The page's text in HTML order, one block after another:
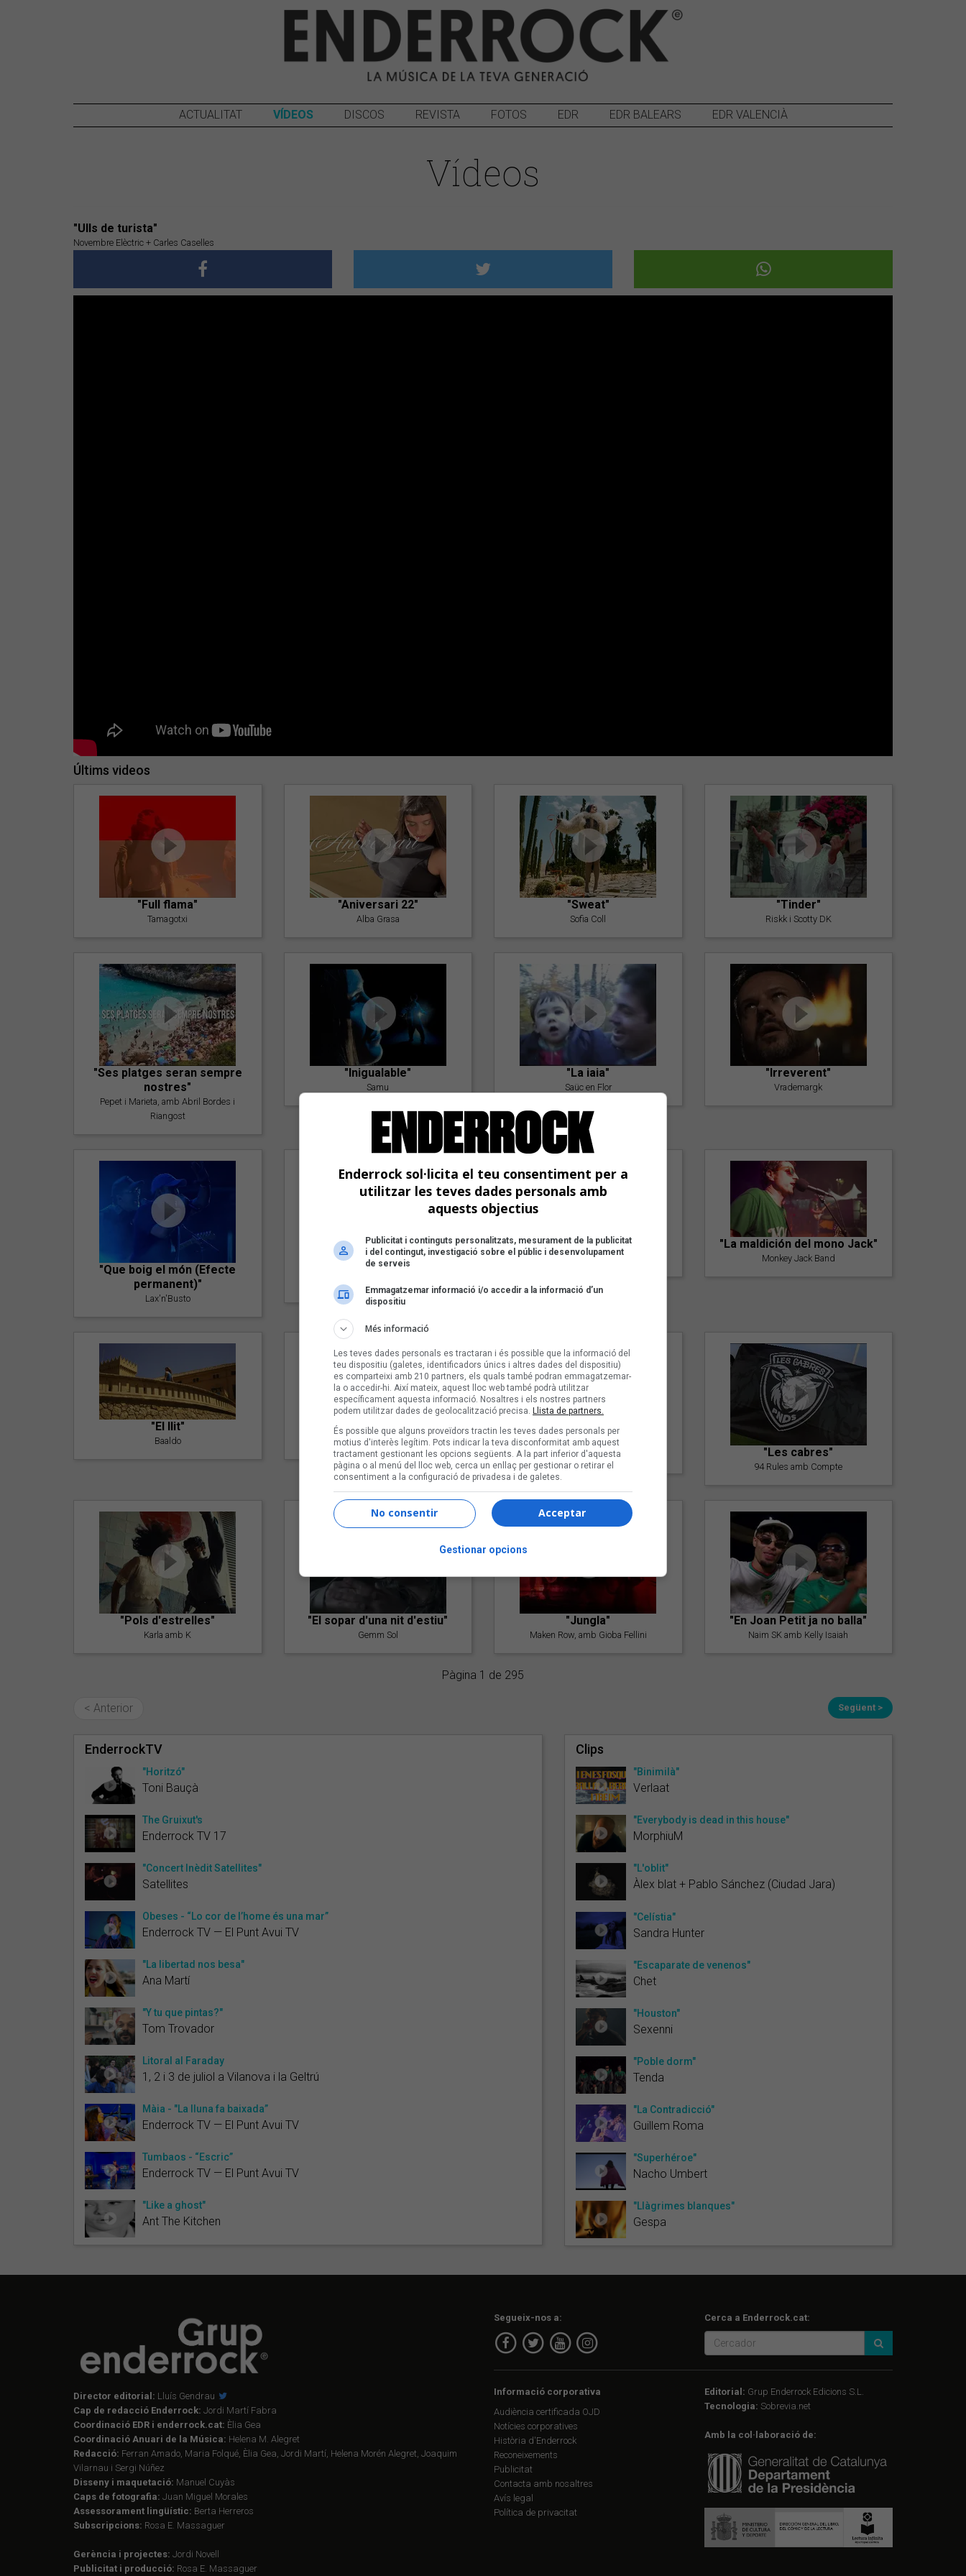
ACTUALITAT VÍDEOS DISCOS REVISTA FOTOS EDR EDR BALEARS EDR VALENCIÀ
Vídeos
"Ulls de turista"
Novembre Elèctric + Carles Caselles
Últims videos
"Full flama"
Tamagotxi
"Aniversari 22"
Alba Grasa
"Sweat"
Sofia Coll
"Tinder"
Riskk i Scotty DK
"Ses platges seran sempre
nostres"
Pepet i Marieta, amb Abril Bordes i
Riangost
"Inigualable"
Samu
"La iaia"
Saüc en Flor
"Irreverent"
Vrademargk
"Que boig el món (Efecte
permanent)"
Lax'n'Busto
"Amb tu"
"Postlude To A Kiss"
Goran Levi
"La maldición del mono Jack"
Monkey Jack Band
"El llit"
Baaldo
"Lo bueno y lo malo"
Carmen y María
"Posidònia"
Pep Álvarez amb Joan Muntaner
(Xanguito)
"Les cabres"
94 Rules amb Compte
"Pols d'estrelles"
Karla amb K
"El sopar d'una nit d'estiu"
Gemm Sol
"Jungla"
Maken Row, amb Gioba Fellini
"En Joan Petit ja no balla"
Naim SK amb Kelly Isaiah
Pàgina 1 de 295
< Anterior Següent >
EnderrockTV
"Horitzó"
Toni Bauçà
The Gruixut's
Enderrock TV 17
"Concert Inèdit Satellites"
Satellites
Obeses - “Lo cor de l’home és una mar”
Enderrock TV — El Punt Avui TV
"La libertad nos besa"
Ana Martí
"Y tu que pintas?"
Tom Trovador
Litoral al Faraday
1, 2 i 3 de juliol a Vilanova i la Geltrú
Màia - "La lluna fa baixada”
Enderrock TV — El Punt Avui TV
Tumbaos - “Escric”
Enderrock TV — El Punt Avui TV
"Like a ghost"
Ant The Kitchen
Clips
"Binimilà"
Verlaat
"Everybody is dead in this house"
MorphiuM
"L'oblit"
Àlex blat + Pablo Sánchez (Ciudad Jara)
"Celístia"
Sandra Hunter
"Escaparate de venenos"
Chet
"Houston"
Sexenni
"Poble dorm"
Tenda
"La Contradicció"
Guillem Roma
"Superhéroe"
Nacho Umbert
"Llàgrimes blanques"
Gespa
Director editorial: Lluís Gendrau
Cap de redacció Enderrock: Jordi Martí Fabra
Coordinació EDR i enderrock.cat: Èlia Gea
Coordinació Anuari de la Música: Helena M. Alegret
Redacció: Ferran Amado, Maria Folqué, Èlia Gea, Jordi Martí, Helena Morén Alegret, Joaquim
Vilarnau i Sergi Núñez
Disseny i maquetació: Manuel Cuyàs
Caps de fotografia: Juan Miguel Morales
Assessorament lingüístic: Berta Herreros
Subscripcions: Rosa E. Massaguer
Gerència i projectes: Jordi Novell
Publicitat i producció: Rosa E. Massaguer
Segueix-nos a: Cerca a Enderrock.cat:
Informació corporativa
Audiència certificada OJD
Notícies corporatives
Història d'Enderrock
Reconeixements
Publicitat
Contacta amb nosaltres
Avís legal
Política de privacitat
Editorial: Grup Enderrock Edicions S.L.
Tecnologia: Sobrevia.net
Amb la col·laboració de:
Enderrock sol·licita el teu consentiment per a
utilitzar les teves dades personals amb
aquests objectius
Publicitat i continguts personalitzats, mesurament de la publicitat
i del contingut, investigació sobre el públic i desenvolupament
de serveis
Emmagatzemar informació i/o accedir a la informació d’un
dispositiu
Més informació
Les teves dades personals es tractaran i és possible que la informació del
teu dispositiu (galetes, identificadors únics i altres dades del dispositiu)
es comparteixi amb 210 partners, els quals també podran emmagatzemar-
la o accedir-hi. Així mateix, aquest lloc web també podrà utilitzar
específicament aquesta informació. Nosaltres i els nostres partners
podem utilitzar dades de geolocalització precisa. Llista de partners.
És possible que alguns proveïdors tractin les teves dades personals per
motius d'interès legítim. Pots indicar la teva disconformitat amb aquest
tractament gestionant les opcions següents. A la part inferior d'aquesta
pàgina o al menú del lloc web, cerca un enllaç per gestionar o retirar el
consentiment a la configuració de privadesa i de galetes.
Acceptar
No consentir
Gestionar opcions